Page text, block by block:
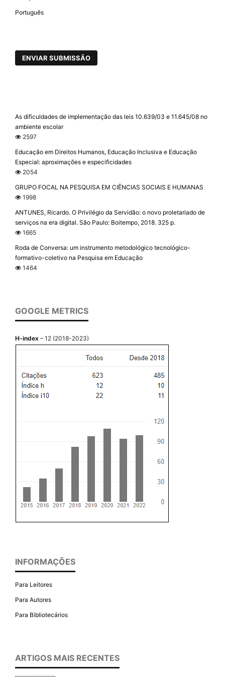
Português
ENVIAR SUBMISSÃO
As dificuldades de implementação das leis 10.639/03 e 11.645/08 no
ambiente escolar
2597
Educação em Direitos Humanos, Educação Inclusiva e Educação
Especial: aproximações e especificidades
2054
GRUPO FOCAL NA PESQUISA EM CIÊNCIAS SOCIAIS E HUMANAS
1998
ANTUNES, Ricardo. O Privilégio da Servidão: o novo proletariado de
serviços na era digital. São Paulo: Boitempo, 2018. 325 p.
1665
Roda de Conversa: um instrumento metodológico tecnológico-
formativo-coletivo na Pesquisa em Educação
1464
GOOGLE METRICS
H-index – 12 (2018-2023)
INFORMAÇÕES
Para Leitores
Para Autores
Para Bibliotecários
ARTIGOS MAIS RECENTES